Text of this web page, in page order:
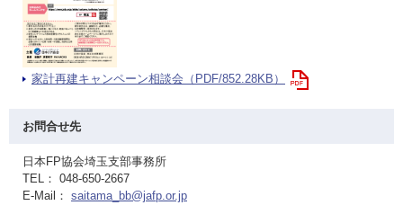
家計再建キャンペーン相談会（PDF/852.28KB）
お問合せ先
日本FP協会埼玉支部事務所
TEL： 048-650-2667
E-Mail： saitama_bb@jafp.or.jp